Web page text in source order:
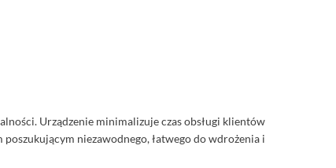
Urządzenie minimalizuje czas obsługi klientów
niezawodnego, łatwego do wdrożenia i